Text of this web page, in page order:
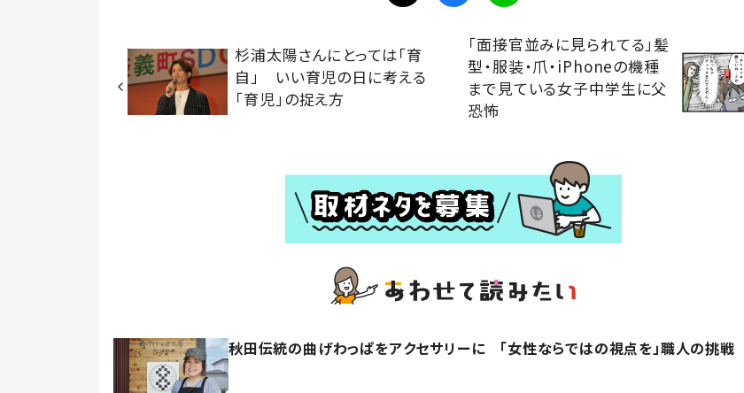
杉浦太陽さんにとっては「育
自」 いい育児の日に考える
「育児」の捉え方
「面接官並みに見られてる」髪
型・服装・爪・iPhoneの機種
まで見ている女子中学生に父
恐怖
秋田伝統の曲げわっぱをアクセサリーに 「女性ならではの視点を」職人の挑戦